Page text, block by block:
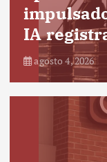
IA
agosto 4, 2026